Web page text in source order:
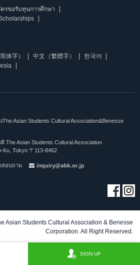
รขอรับทุนการศึกษา
体字） 中文（繁體字）
한국어
Asian Students Cultural Association&Benesse
Asian Students Cultural Association
Ku, Tokyo 〒113-8462
สอบถาม
Asian Students Cultural Association & Benesse
Corporation. All Right Reserved.
SIGN UP